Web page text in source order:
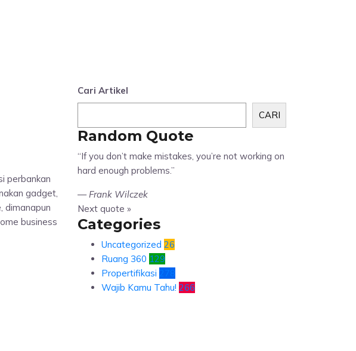
perbankan
gadget,
dimanapun
business
Cari Artikel
CARI
Random Quote
“If you don’t make mistakes, you’re not working on
hard enough problems.”
—Frank Wilczek
Next quote »
Categories
Uncategorized 26
Ruang 360 129
Propertifikasi 278
Wajib Kamu Tahu! 266